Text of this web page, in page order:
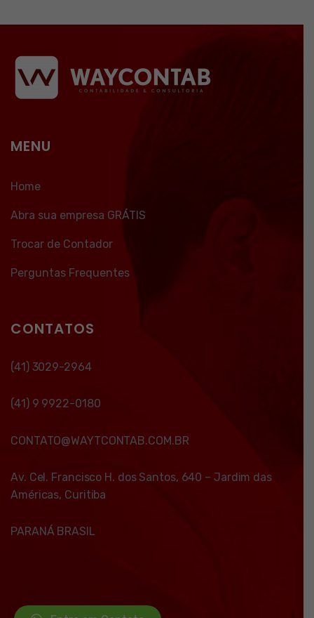
MENU
Home
Abra sua empresa GRÁTIS
Trocar de Contador
Perguntas Frequentes
CONTATOS
(41) 3029-2964
(41) 9 9922-0180
CONTATO@WAYTCONTAB.COM.BR
Av. Cel. Francisco H. dos Santos, 640 – Jardim das
Américas, Curitiba
PARANÁ BRASIL